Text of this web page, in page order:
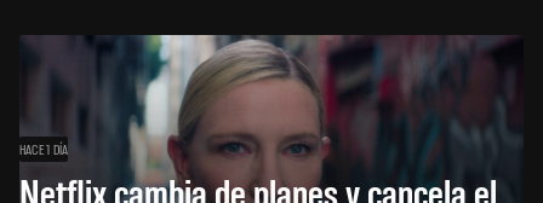
HACE 1 DÍA
Netflix cambia de planes y cancela el